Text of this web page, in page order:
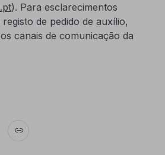
). Para esclarecimentos
de pedido de auxílio,
canais de comunicação da